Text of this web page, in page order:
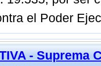
el Poder
- Suprema